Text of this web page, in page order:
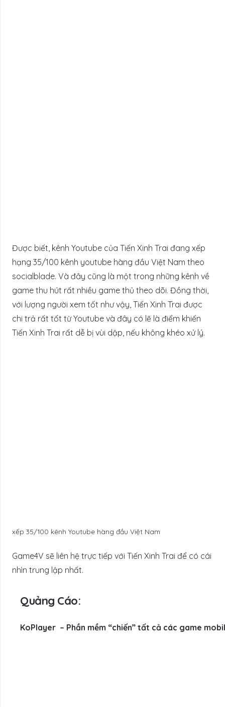
Được biết, kênh Youtube của Tiến Xinh Trai đang xếp
hạng 35/100 kênh youtube hàng đầu Việt Nam theo
socialblade. Và đây cũng là một trong những kênh về
game thu hút rất nhiều game thủ theo dõi. Đồng thời,
với lượng người xem tốt như vậy, Tiến Xinh Trai được
chi trả rất tốt từ Youtube và đây có lẽ là điểm khiến
Tiến Xinh Trai rất dễ bị vùi dập, nếu không khéo xử lý.
xếp 35/100 kênh Youtube hàng đầu Việt Nam
Game4V sẽ liên hệ trực tiếp với Tiến Xinh Trai để có cái
nhìn trung lập nhất.
Quảng Cáo:
KoPlayer – Phần mềm “chiến” tất cả các game